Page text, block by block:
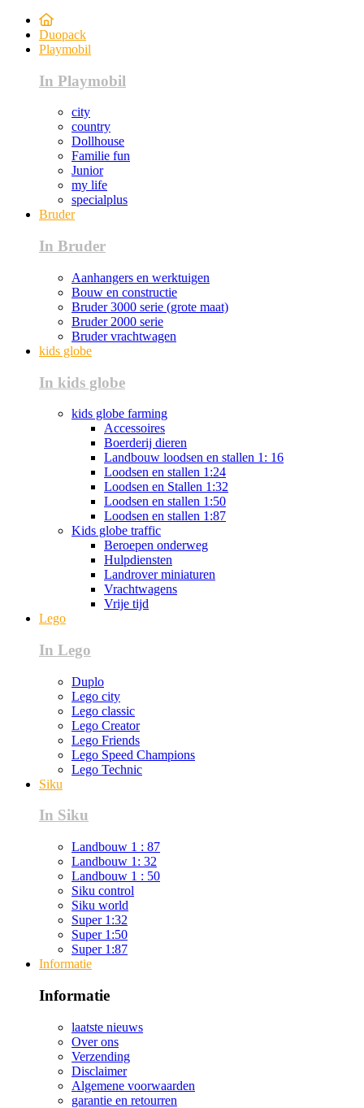
Duopack
Playmobil
In Playmobil
city
country
Dollhouse
Familie fun
Junior
my life
specialplus
Bruder
In Bruder
Aanhangers en werktuigen
Bouw en constructie
Bruder 3000 serie (grote maat)
Bruder 2000 serie
Bruder vrachtwagen
kids globe
In kids globe
kids globe farming
Accessoires
Boerderij dieren
Landbouw loodsen en stallen 1: 16
Loodsen en stallen 1:24
Loodsen en Stallen 1:32
Loodsen en stallen 1:50
Loodsen en stallen 1:87
Kids globe traffic
Beroepen onderweg
Hulpdiensten
Landrover miniaturen
Vrachtwagens
Vrije tijd
Lego
In Lego
Duplo
Lego city
Lego classic
Lego Creator
Lego Friends
Lego Speed Champions
Lego Technic
Siku
In Siku
Landbouw 1 : 87
Landbouw 1: 32
Landbouw 1 : 50
Siku control
Siku world
Super 1:32
Super 1:50
Super 1:87
Informatie
Informatie
laatste nieuws
Over ons
Verzending
Disclaimer
Algemene voorwaarden
garantie en retourren